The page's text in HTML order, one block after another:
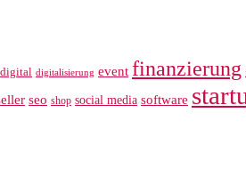
digital digitalisierung event finanzierung
seo shop social media software